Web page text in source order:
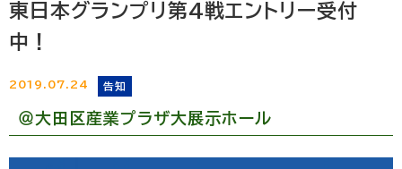
東日本グランプリ第4戦エントリー受付
中！
2019.07.24 告知
＠大田区産業プラザ大展示ホール